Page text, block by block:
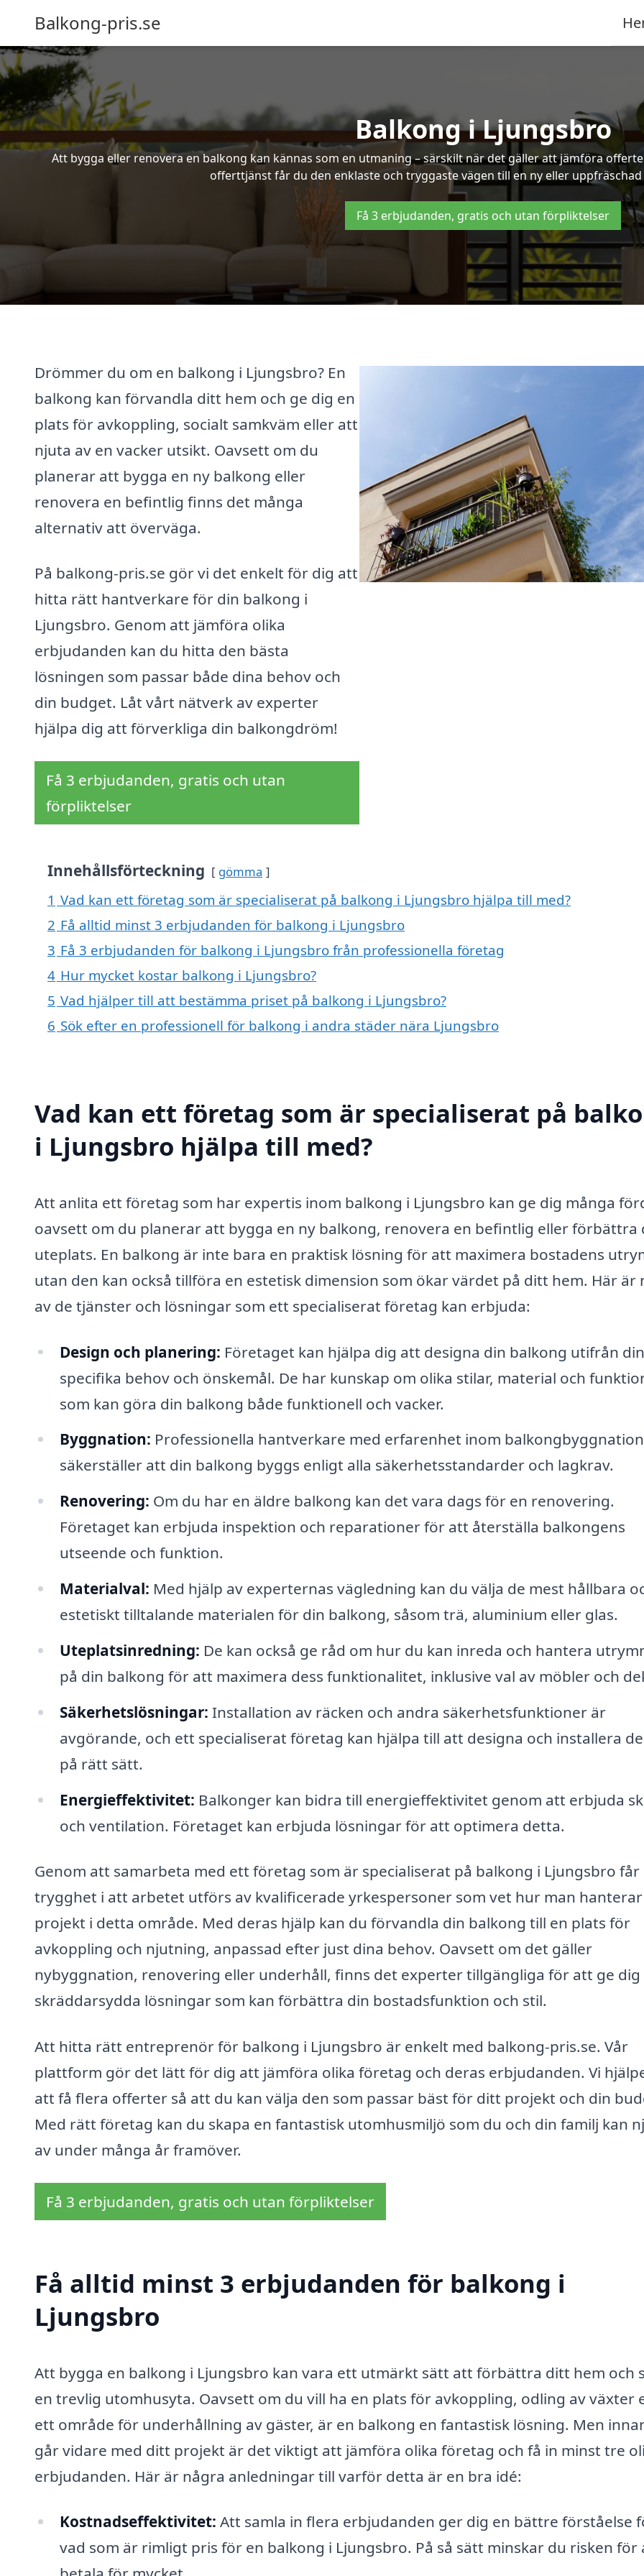
Balkong-pris.se
Balkong i Ljungsbro
Att bygga eller renovera en balkong kan kännas som en utmaning – särskilt när det gäller att jämföra
offerttjänst får du den enklaste och tryggaste vägen till en ny eller
Få 3 erbjudanden, gratis och utan förpliktelser
Drömmer du om en balkong i Ljungsbro? En
balkong kan förvandla ditt hem och ge dig en
plats för avkoppling, socialt samkväm eller att
njuta av en vacker utsikt. Oavsett om du
planerar att bygga en ny balkong eller
renovera en befintlig finns det många
alternativ att överväga.
På balkong-pris.se gör vi det enkelt för dig att
hitta rätt hantverkare för din balkong i
Ljungsbro. Genom att jämföra olika
erbjudanden kan du hitta den bästa
lösningen som passar både dina behov och
din budget. Låt vårt nätverk av experter
hjälpa dig att förverkliga din balkongdröm!
Få 3 erbjudanden, gratis och utan
förpliktelser
Innehållsförteckning gömma
1 Vad kan ett företag som är specialiserat på balkong i Ljungsbro hjälpa till med?
2 Få alltid minst 3 erbjudanden för balkong i Ljungsbro
3 Få 3 erbjudanden för balkong i Ljungsbro från professionella företag
4 Hur mycket kostar balkong i Ljungsbro?
5 Vad hjälper till att bestämma priset på balkong i Ljungsbro?
6 Sök efter en professionell för balkong i andra städer nära Ljungsbro
Vad kan ett företag som är specialiserat på
i Ljungsbro hjälpa till med?
Att anlita ett företag som har expertis inom balkong i Ljungsbro kan ge dig många
oavsett om du planerar att bygga en ny balkong, renovera en befintlig eller förbättra
uteplats. En balkong är inte bara en praktisk lösning för att maximera bostadens
utan den kan också tillföra en estetisk dimension som ökar värdet på ditt hem. Här är
av de tjänster och lösningar som ett specialiserat företag kan erbjuda:
Design och planering: Företaget kan hjälpa dig att designa din balkong utifrån
specifika behov och önskemål. De har kunskap om olika stilar, material och
som kan göra din balkong både funktionell och vacker.
Byggnation: Professionella hantverkare med erfarenhet inom balkongbyggnation
säkerställer att din balkong byggs enligt alla säkerhetsstandarder och lagkrav.
Renovering: Om du har en äldre balkong kan det vara dags för en renovering.
Företaget kan erbjuda inspektion och reparationer för att återställa balkongens
utseende och funktion.
Materialval: Med hjälp av experternas vägledning kan du välja de mest hållbara
estetiskt tilltalande materialen för din balkong, såsom trä, aluminium eller glas.
Uteplatsinredning: De kan också ge råd om hur du kan inreda och hantera
på din balkong för att maximera dess funktionalitet, inklusive val av möbler och
Säkerhetslösningar: Installation av räcken och andra säkerhetsfunktioner är
avgörande, och ett specialiserat företag kan hjälpa till att designa och installera
på rätt sätt.
Energieffektivitet: Balkonger kan bidra till energieffektivitet genom att erbjuda
och ventilation. Företaget kan erbjuda lösningar för att optimera detta.
Genom att samarbeta med ett företag som är specialiserat på balkong i Ljungsbro får
trygghet i att arbetet utförs av kvalificerade yrkespersoner som vet hur man hanterar
projekt i detta område. Med deras hjälp kan du förvandla din balkong till en plats för
avkoppling och njutning, anpassad efter just dina behov. Oavsett om det gäller
nybyggnation, renovering eller underhåll, finns det experter tillgängliga för att ge dig
skräddarsydda lösningar som kan förbättra din bostadsfunktion och stil.
Att hitta rätt entreprenör för balkong i Ljungsbro är enkelt med balkong-pris.se. Vår
plattform gör det lätt för dig att jämföra olika företag och deras erbjudanden. Vi
att få flera offerter så att du kan välja den som passar bäst för ditt projekt och din
Med rätt företag kan du skapa en fantastisk utomhusmiljö som du och din familj kan
av under många år framöver.
Få 3 erbjudanden, gratis och utan förpliktelser
Få alltid minst 3 erbjudanden för balkong i
Ljungsbro
Att bygga en balkong i Ljungsbro kan vara ett utmärkt sätt att förbättra ditt hem och
en trevlig utomhusyta. Oavsett om du vill ha en plats för avkoppling, odling av växter
ett område för underhållning av gäster, är en balkong en fantastisk lösning. Men
går vidare med ditt projekt är det viktigt att jämföra olika företag och få in minst tre
erbjudanden. Här är några anledningar till varför detta är en bra idé:
Kostnadseffektivitet: Att samla in flera erbjudanden ger dig en bättre förståelse
vad som är rimligt pris för en balkong i Ljungsbro. På så sätt minskar du risken för